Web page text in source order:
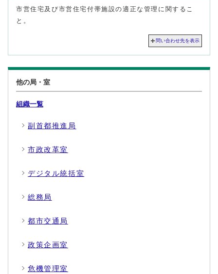
市営住宅及び市営住宅付帯施設の適正な管理に関するこ
と。
問い合わせ先を表示
他の局・室
組織一覧
副首都推進局
市政改革室
デジタル統括室
総務局
都市交通局
政策企画室
危機管理室